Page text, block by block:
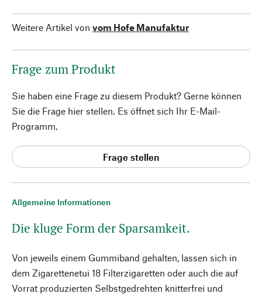
Allgemeine Informationen
Die kluge Form der Sparsamkeit.
Von jeweils einem Gummiband gehalten, lassen sich in
dem Zigarettenetui 18 Filterzigaretten oder auch die auf
Vorrat produzierten Selbstgedrehten knitterfrei und
Weitere Artikel von vom Hofe Manufaktur
Frage zum Produkt
Sie haben eine Frage zu diesem Produkt? Gerne können
Sie die Frage hier stellen. Es öffnet sich Ihr E-Mail-
Programm.
Frage stellen